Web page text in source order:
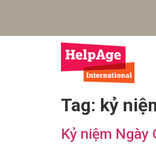
Tag: kỷ
Kỷ niệm